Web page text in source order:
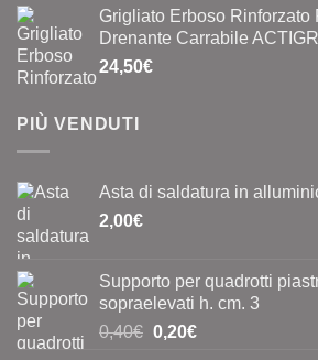
Grigliato Erboso Rinforzato
Drenante Carrabile
24,50€
PIÙ VENDUTI
Asta di saldatura in
2,00€
Supporto per quadrotti
sopraelevati h. cm. 3
0,40€ Il
0,20€Il